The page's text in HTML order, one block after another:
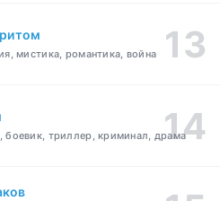
мистика, романтика, война
триллер, криминал, драма